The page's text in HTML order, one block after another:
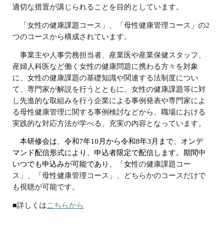
適切な措置が講じられることを目的としています。
「女性の健康課題コース」、「母性健康管理コース」の2
つのコースから構成されています。
事業主や人事労務担当者、産業医や産業保健スタッフ、
産婦人科医など働く女性の健康問題に携わる方々を対象
に、女性の健康課題の基礎知識や関連する法制度につい
て、専門家が解説を行うとともに、女性の健康課題等に対
し先進的な取組みを行う企業による事例発表や専門家によ
る母性健康管理に関する事例検討などから、職場における
実践的な対応方法が学べる、充実の内容となっています。
本研修会は、令和7年10月から令和8年3月まで、オンデ
マンド配信形式により、 申込者限定で配信します。 期間中
いつでも申込みが可能であり、
「女性の健康課題コー
ス」、「母性健康管理コース」、どちらかのコースだけで
も視聴が可能です。
■詳しくはこちらから